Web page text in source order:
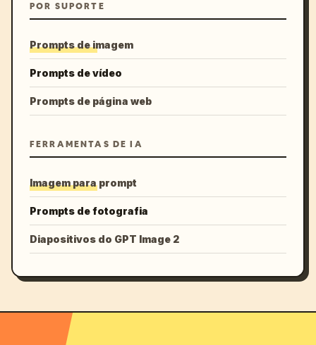
POR SUPORTE
Prompts de imagem
Prompts de vídeo
Prompts de página web
FERRAMENTAS DE IA
Imagem para prompt
Prompts de fotografia
Diapositivos do GPT Image 2